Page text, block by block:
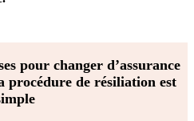
pour changer d’assurance
procédure de résiliation est